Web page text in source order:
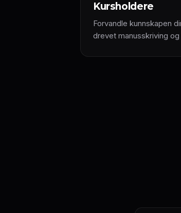
Kursholdere
Forvandle kunnskapen
drevet manusskriving